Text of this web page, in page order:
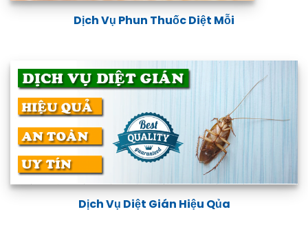
Dịch Vụ Phun Diệt Muỗi
Dịch Vụ Phun Thuốc Diệt Mỗi
Dịch Vụ Diệt Gián Hiệu Qủa